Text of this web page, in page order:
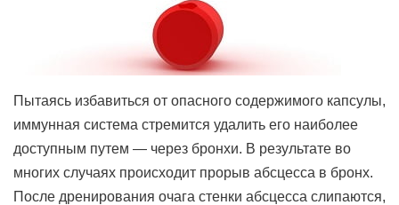
Пытаясь избавиться от опасного содержимого капсулы,
иммунная система стремится удалить его наиболее
доступным путем — через бронхи. В результате во
многих случаях происходит прорыв абсцесса в бронх.
После дренирования очага стенки абсцесса слипаются,